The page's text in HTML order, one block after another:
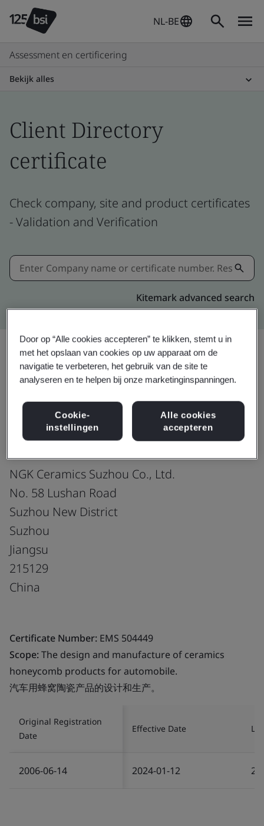
NL-BE
Assessment en certificering
Bekijk alles
Client Directory
certificate
Check company, site and product certificates
- Validation and Verification
Kitemark advanced search
Delen:
ISO 14001:2015
NGK Ceramics Suzhou Co., Ltd.
No. 58 Lushan Road
Suzhou New District
Suzhou
Jiangsu
215129
China
Certificate Number: EMS 504449
Scope:The design and manufacture of ceramics
honeycomb products for automobile.
汽车用蜂窝陶瓷产品的设计和生产。
Original Registration
Date
Effective Date
2006-06-14 2024-01-12
Door op “Alle cookies accepteren” te klikken, stemt u in
met het opslaan van cookies op uw apparaat om de
navigatie te verbeteren, het gebruik van de site te
analyseren en te helpen bij onze marketinginspanningen.
Cookie-
instellingen
Alle cookies
accepteren